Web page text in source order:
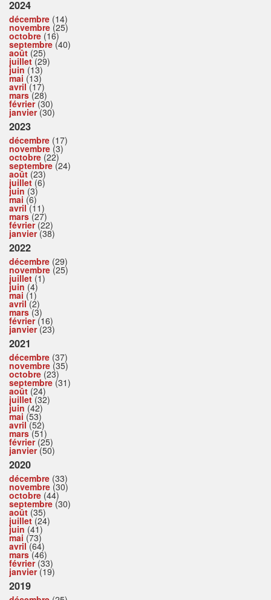
2024
décembre (14)
novembre (25)
octobre (16)
septembre (40)
août (25)
juillet(29)
juin (13)
mai (13)
avril(17)
mars(28)
février(30)
janvier(30)
2023
décembre (17)
novembre (3)
octobre (22)
septembre (24)
août (23)
juillet(6)
juin (3)
mai (6)
avril(11)
mars(27)
février(22)
janvier(38)
2022
décembre (29)
novembre (25)
juillet (1)
juin (4)
mai (1)
avril(2)
mars(3)
février(16)
janvier(23)
2021
décembre (37)
novembre (35)
octobre (23)
septembre (31)
août (24)
juillet(32)
juin (42)
mai (53)
avril(52)
mars(51)
février(25)
janvier(50)
2020
décembre (33)
novembre (30)
octobre (44)
septembre (30)
août (35)
juillet(24)
juin (41)
mai (73)
avril(64)
mars(46)
février(33)
janvier(19)
2019